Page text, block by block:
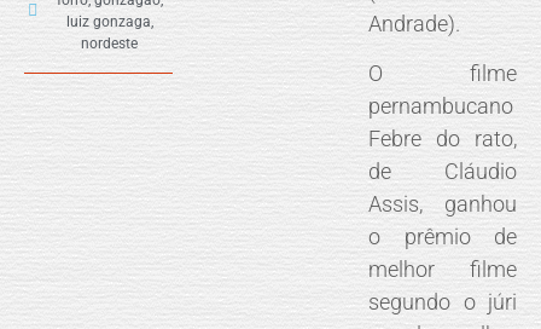
luiz gonzaga,
nordeste
Andrade).
O filme
pernambucano
Febre do rato,
de Cláudio
Assis, ganhou
o prêmio de
melhor filme
segundo o júri